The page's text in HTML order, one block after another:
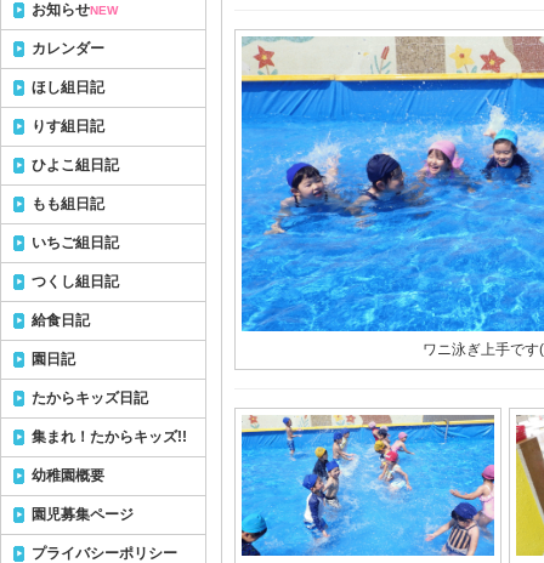
ワニ泳ぎ上手で
お知らせNEW
カレンダー
ほし組日記
りす組日記
ひよこ組日記
もも組日記
いちご組日記
つくし組日記
給食日記
園日記
たからキッズ日記
集まれ！たからキッズ!!
幼稚園概要
園児募集ページ
プライバシーポリシー